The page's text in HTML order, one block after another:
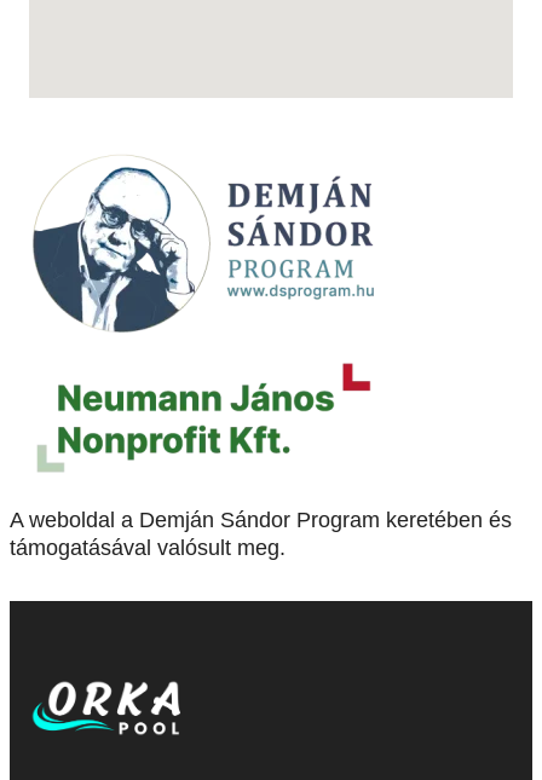
A weboldal a Demján Sándor Program keretében és
támogatásával valósult meg.